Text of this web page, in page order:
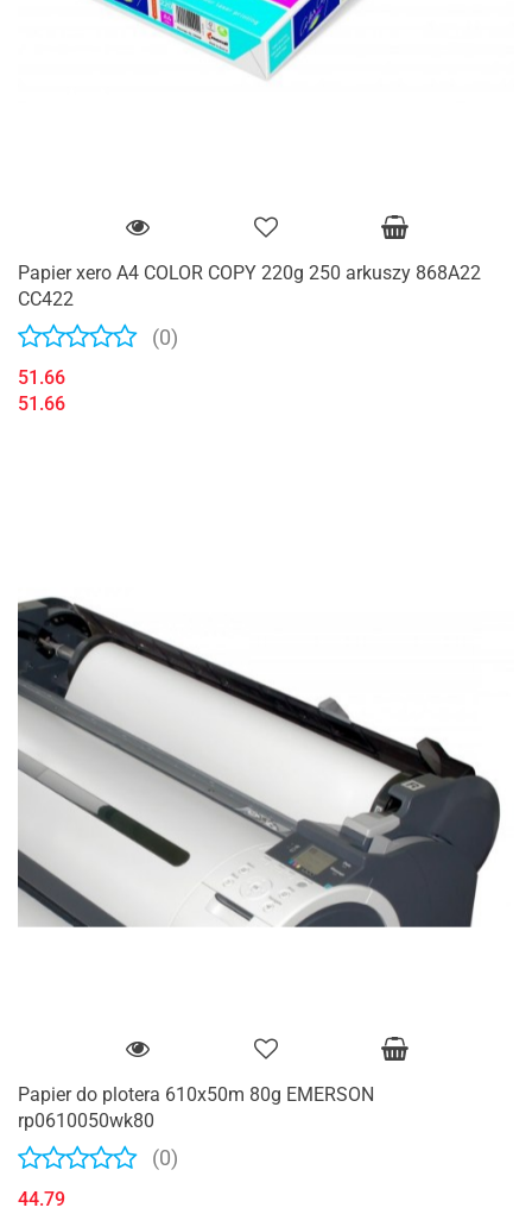
Papier xero A4 COLOR COPY 220g 250 arkuszy 868A22
CC422
(0)
51.66
51.66
Papier do plotera 610x50m 80g EMERSON
rp0610050wk80
(0)
44.79